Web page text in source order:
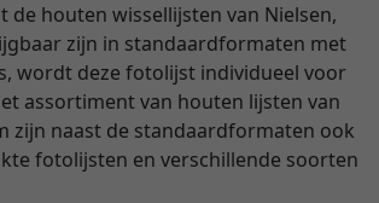
de houten wissellijsten van Nielsen,
zijn in standaardformaten met
wordt deze fotolijst individueel voor
assortiment van houten lijsten van
zijn naast de standaardformaten ook
fotolijsten en verschillende soorten